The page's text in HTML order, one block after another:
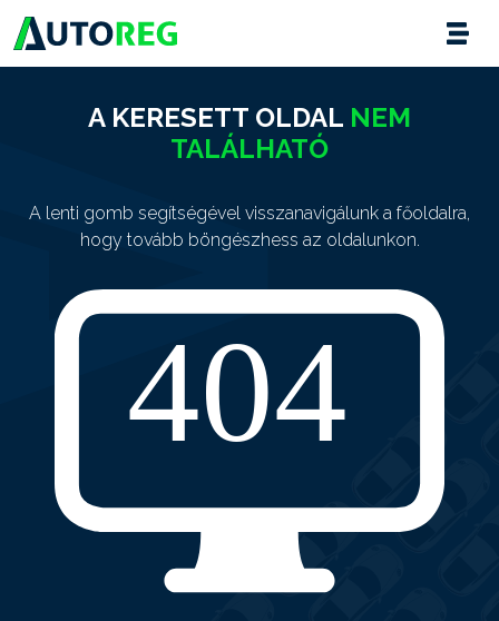
A KERESETT OLDAL NEM
TALÁLHATÓ
A lenti gomb segítségével visszanavigálunk a főoldalra,
hogy tovább böngészhess az oldalunkon.